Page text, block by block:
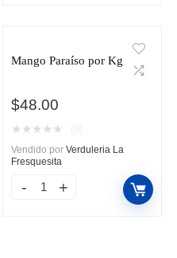
Mango Paraíso por Kg
$48.00
★ ★ ★ ★ ★
Vendido por Verduleria La
Fresquesita
Mango